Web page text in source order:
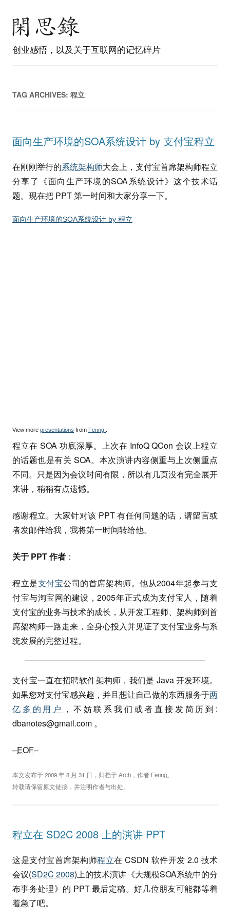
创业感悟，以及关于互联网的记忆碎片
TAG ARCHIVES: 程立
面向生产环境的SOA系统设计 by 支付宝程立
在刚刚举行的系统架构师大会上，支付宝首席架构师程立
分享了《面向生产环境的SOA系统设计》这个技术话
题。现在把 PPT 第一时间和大家分享一下。
面向生产环境的SOA系统设计 by 程立
View more presentations from Fenng
程立在 SOA 功底深厚。上次在 InfoQ QCon 会议上程立
的话题也是有关 SOA。本次演讲内容侧重与上次侧重点
不同。只是因为会议时间有限，所以有几页没有完全展开
来讲，稍稍有点遗憾。
感谢程立。大家针对该 PPT 有任何问题的话，请留言或
者发邮件给我，我将第一时间转给他。
关于 PPT 作者 ：
程立是支付宝公司的首席架构师。他从2004年起参与支
付宝与淘宝网的建设，2005年正式成为支付宝人，随着
支付宝的业务与技术的成长，从开发工程师、架构师到首
席架构师一路走来，全身心投入并见证了支付宝业务与系
统发展的完整过程。
支付宝一直在招聘软件架构师，我们是 Java 开发环境。
如果您对支付宝感兴趣，并且想让自己做的东西服务于两
亿多的用户 ，不妨联系我们或者直接发简历到:
dbanotes@gmail.com 。
–EOF–
本文发布于2009 年 8 月 31 日 ，归档于Arch ，作者 Fenng。
转载请保留原文链接，并注明作者与出处。
程立在 SD2C 2008 上的演讲 PPT
这是支付宝首席架构师程立在 CSDN 软件开发 2.0 技术
会议(SD2C 2008)上的技术演讲《大规模SOA系统中的分
布事务处理》的 PPT 最后定稿。好几位朋友可能都等着
着急了吧。